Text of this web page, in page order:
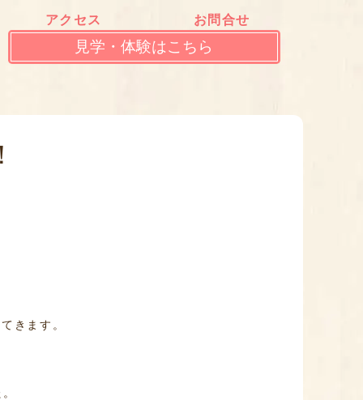
アクセス お問合せ
見学・体験はこちら
きます。